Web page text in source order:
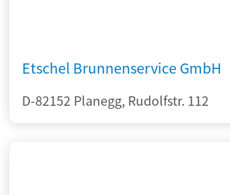
Etschel Brunnenservice GmbH
D-82152 Planegg, Rudolfstr. 112